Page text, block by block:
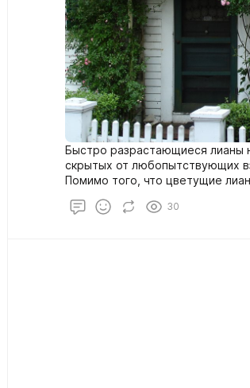
Быстро разрастающиеся лианы
скрытых от любопытствующих
Помимо того, что цветущие
30